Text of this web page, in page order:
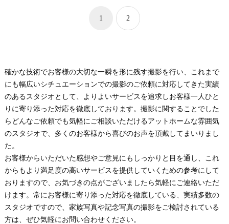
1 2
確かな技術でお客様の大切な一瞬を形に残す撮影を行い、これまで
にも幅広いシチュエーションでの撮影のご依頼に対応してきた実績
のあるスタジオとして、よりよいサービスを追求しお客様一人ひと
りに寄り添った対応を徹底しております。撮影に関することでした
らどんなご依頼でも気軽にご相談いただけるアットホームな雰囲気
のスタジオで、多くのお客様から喜びのお声を頂戴してまいりまし
た。
お客様からいただいた感想やご意見にもしっかりと目を通し、これ
からもより満足度の高いサービスを提供していくための参考にして
おりますので、お気づきの点がございましたら気軽にご連絡いただ
けます。常にお客様に寄り添った対応を徹底している、実績多数の
スタジオですので、家族写真や記念写真の撮影をご検討されている
方は、ぜひ気軽にお問い合わせください。